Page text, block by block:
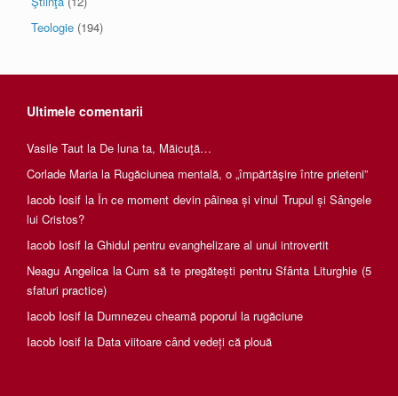
Teologie (194)
Ultimele comentarii
Vasile Taut la De luna ta, Măicuţă…
Corlade Maria la Rugăciunea mentală, o „împărtăşire între prieteni”
Iacob Iosif la În ce moment devin pâinea și vinul Trupul și Sângele
lui Cristos?
Iacob Iosif la Ghidul pentru evanghelizare al unui introvertit
Neagu AngelicalaCum să te pregătești pentru Sfânta Liturghie (5
sfaturi practice)
Iacob Iosif la Dumnezeu cheamă poporul la rugăciune
Iacob Iosif la Data viitoare când vedeți că plouă